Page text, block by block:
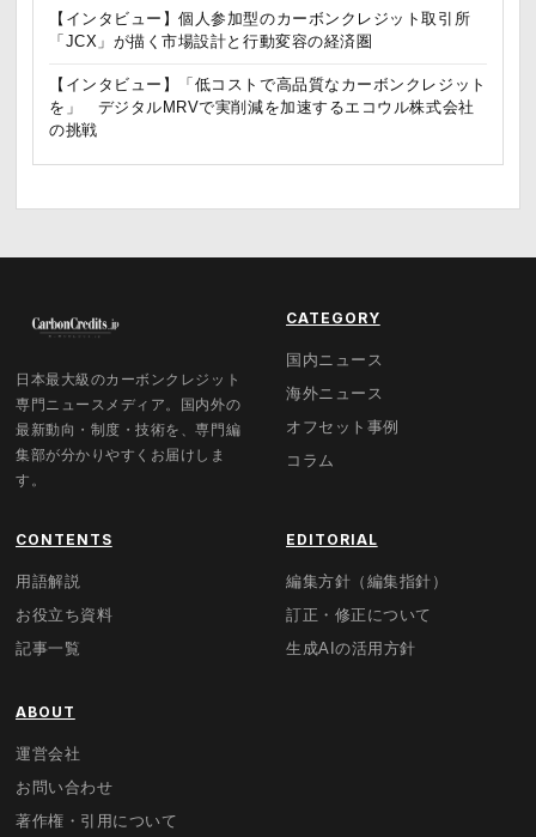
【インタビュー】個人参加型のカーボンクレジット取引所
「JCX」が描く市場設計と行動変容の経済圏
【インタビュー】「低コストで高品質なカーボンクレジット
を」 デジタルMRVで実削減を加速するエコウル株式会社
の挑戦
日本最大級のカーボンクレジット
専門ニュースメディア。国内外の
最新動向・制度・技術を、専門編
集部が分かりやすくお届けしま
す。
CATEGORY
国内ニュース
海外ニュース
オフセット事例
コラム
CONTENTS
用語解説
お役立ち資料
記事一覧
EDITORIAL
編集方針（編集指針）
訂正・修正について
生成AIの活用方針
ABOUT
運営会社
お問い合わせ
著作権・引用について